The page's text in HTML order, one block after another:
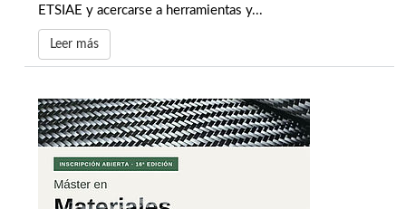
ETSIAE y acercarse a herramientas y...
Leer más